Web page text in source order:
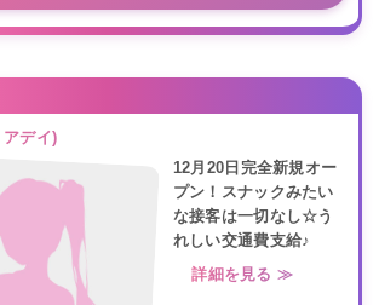
デイ)
12月20日完全新規オー
プン！スナックみたい
な接客は一切なし☆う
れしい交通費支給♪
詳細を見る ≫